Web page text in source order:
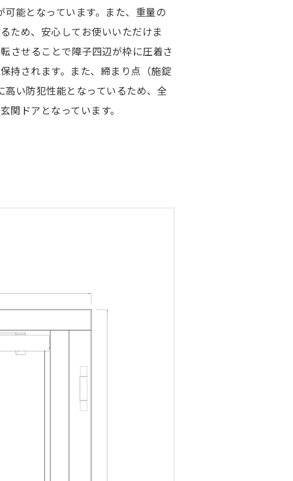
能となっています。また、重量の
ため、安心してお使いいただけま
させることで障子四辺が枠に圧着さ
持されます。また、締まり点（施錠
い防犯性能となっているため、全
関ドアとなっています。